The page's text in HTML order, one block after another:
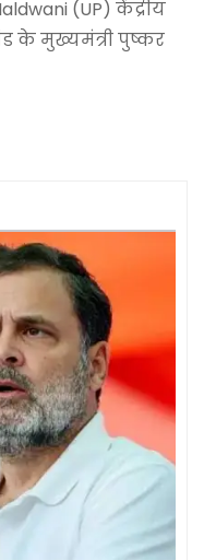
(UP) केंद्रीय
के मुख्यमंत्री पुष्कर